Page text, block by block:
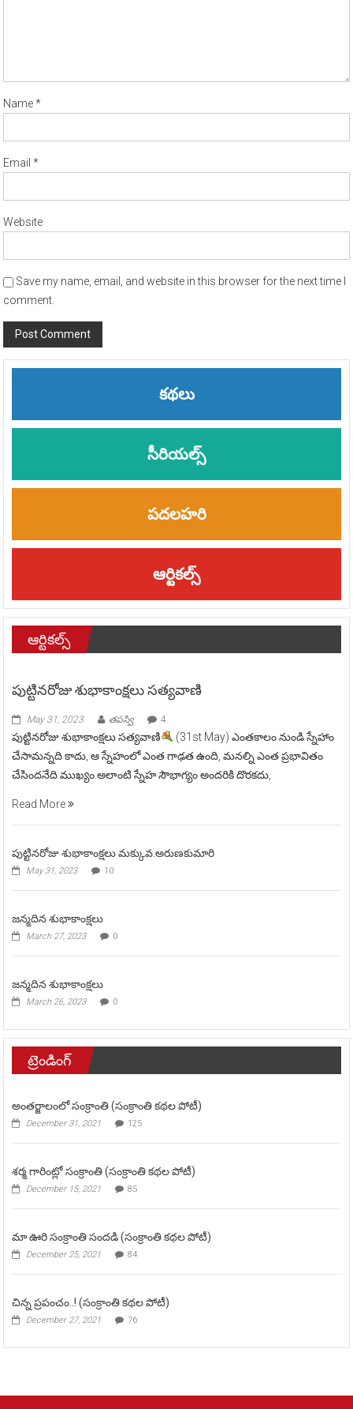
Name*
Email*
Website
Save my name, email, and website in this browser for the next time I
comment.
Alternative:
కథలు
సీరియల్స్
పదలహరి
ఆర్టికల్స్
ఆర్టికల్స్
పుట్టినరోజు శుభాకాంక్షలు సత్యవాణి
May 31, 2023 తపస్వి 4
పుట్టినరోజు శుభాకాంక్షలు సత్యవాణి
(31st May) ఎంతకాలం నుండి స్నేహాం
చేసామన్నది కాదు, ఆ స్నేహంలో ఎంత గాఢత ఉంది, మనల్ని ఎంత ప్రభావితం
చేసిందనేది ముఖ్యం.అలాంటి స్నేహ సౌభాగ్యం అందరికి దొరకదు,
Read More
పుట్టినరోజు శుభాకాంక్షలు మక్కువ.అరుణకుమారి
May 31, 2023 10
జన్మదిన శుభాకాంక్షలు
March 27, 2023 0
జన్మదిన శుభాకాంక్షలు
March 26, 2023 0
ట్రెండింగ్
అంతర్జాలంలో సంక్రాంతి (సంక్రాంతి కథల పోటీ)
December 31, 2021 125
శర్మ గారింట్లో సంక్రాంతి (సంక్రాంతి కథల పోటీ)
December 15, 2021 85
మా ఊరి సంక్రాంతి సందడి (సంక్రాంతి కథల పోటీ)
December 25, 2021 84
చిన్న ప్రపంచం..! (సంక్రాంతి కథల పోటీ)
December 27, 2021 76